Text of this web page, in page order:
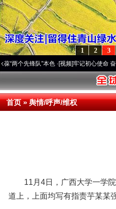
3
2
1
队”本色·[视频]牢记初心使命 奋进复兴征
首页»舆情/呼声/维权
11月4日，广西大学一学院
道上，上面均写有指责芋某某